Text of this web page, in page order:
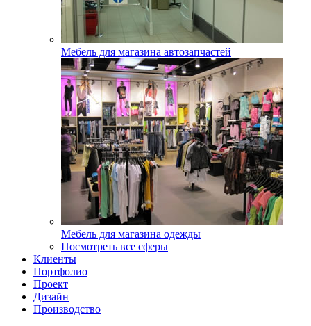
Мебель для магазина автозапчастей
Мебель для магазина одежды
Посмотреть все сферы
Клиенты
Портфолио
Проект
Дизайн
Производство